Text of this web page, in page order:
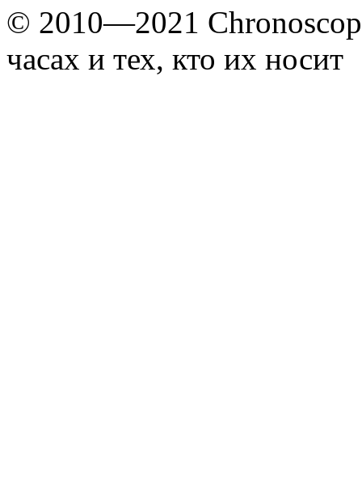
© 2010—2021
часах и тех, кто их носит